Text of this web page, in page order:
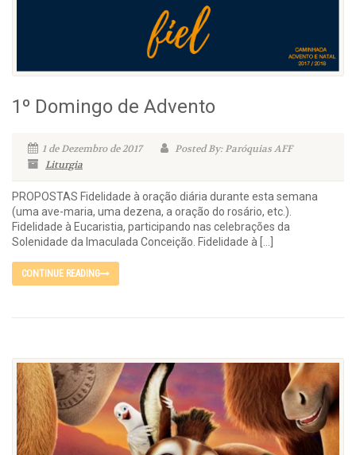
1º Domingo de Advento
1 de Dezembro de 2017
Posted By: Paróquias AFF
Liturgia
PROPOSTAS Fidelidade à oração diária durante esta semana
(uma ave-maria, uma dezena, a oração do rosário, etc.).
Fidelidade à Eucaristia, participando nas celebrações da
Solenidade da Imaculada Conceição. Fidelidade à […]
CONTINUE READING